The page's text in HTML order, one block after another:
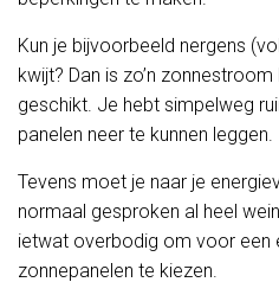
Kun je bijvoorbeeld nergens
kwijt? Dan is zo’n
geschikt. Je hebt simpelweg
panelen neer te kunnen leggen.
Tevens moet je naar je
normaal gesproken al heel
ietwat overbodig om voor een
zonnepanelen te kiezen.